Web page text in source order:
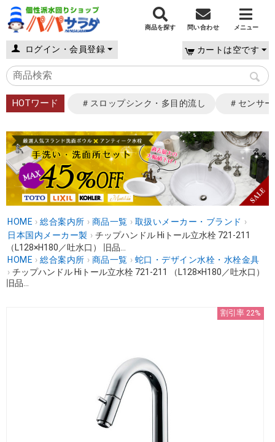
商品を探す 問い合わせ メニュー
ログイン・会員登録 カートは空です
HOTワード ＃スロップシンク・多目的流し ＃センサ
HOME › 総合案内所 › 商品一覧 › 取扱いメーカー・ブランド ›
日本国内メーカー製 › チップハンドル Hiトール立水栓 721-211
（L128×H180／吐水口） 旧品...
HOME › 総合案内所 › 商品一覧 › 蛇口・デザイン水栓・水栓金具
› チップハンドル Hiトール立水栓 721-211 （L128×H180／吐水口）
旧品...
割引率 22%